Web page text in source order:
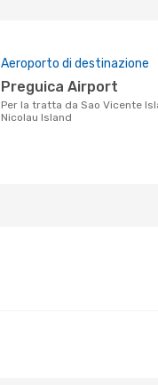
Aeroporto di destinazione
Preguica Airport
Per la tratta da Sao Vicente Island a Sao
Nicolau Island